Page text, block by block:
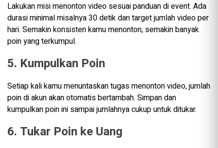
Lakukan misi menonton video sesuai panduan di event. Ada
durasi minimal misalnya 30 detik dan target jumlah video per
hari. Semakin konsisten kamu menonton, semakin banyak
poin yang terkumpul.
5. Kumpulkan Poin
Setiap kali kamu menuntaskan tugas menonton video, jumlah
poin di akun akan otomatis bertambah. Simpan dan
kumpulkan poin ini sampai jumlahnya cukup untuk ditukar.
6. Tukar Poin ke Uang